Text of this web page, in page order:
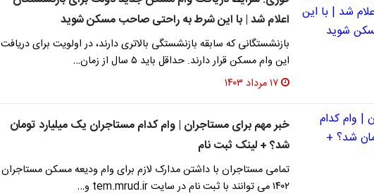
اعلام شد | با این شرط به راحتی صاحب مسکن شوید
بازنشستگانی که سابقه بازنشستگی بالاتری دارند، در اولویت برای دریافت
این وام مسکن قرار دارند. حداقل باید ۵ سال از زمان…
۱۷ مرداد ۱۴۰۳
خبر مهم برای مستاجران | وام کدام مستاجران یک میلیارد تومان
شد؟ + لینک ثبت نام
تمامی مستاجران با داشتن مدارک لازم برای وام ودیعه مسکن مستاجران
۱۴۰۲ می توانند با ثبت نام در سایت tem.mrud.ir و…